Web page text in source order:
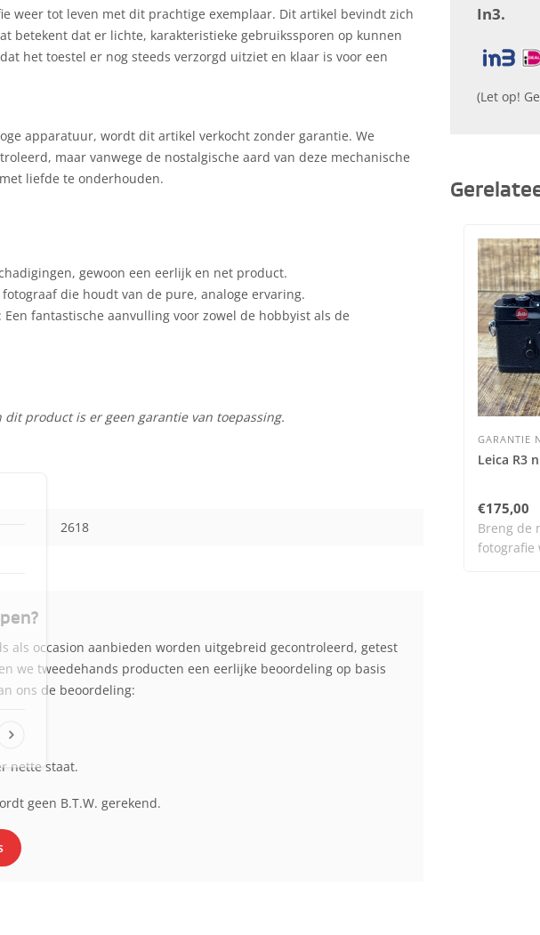
weer tot leven met dit prachtige exemplaar. Dit artikel bevindt zich
betekent dat er lichte, karakteristieke gebruikssporen op kunnen
het toestel er nog steeds verzorgd uitziet en klaar is voor een
apparatuur, wordt dit artikel verkocht zonder garantie. We
maar vanwege de nostalgische aard van deze mechanische
liefde te onderhouden.
gewoon een eerlijk en net product.
die houdt van de pure, analoge ervaring.
fantastische aanvulling voor zowel de hobbyist als de
dit product is er geen garantie van toepassing.
2618
als occasion aanbieden worden uitgebreid gecontroleerd, getest
we tweedehands producten een eerlijke beoordeling op basis
ons de beoordeling:
nette staat.
geen B.T.W. gerekend.
In3.
(Let op!
GARANTIE
Leica R3
€175,00
Breng de
fotografie